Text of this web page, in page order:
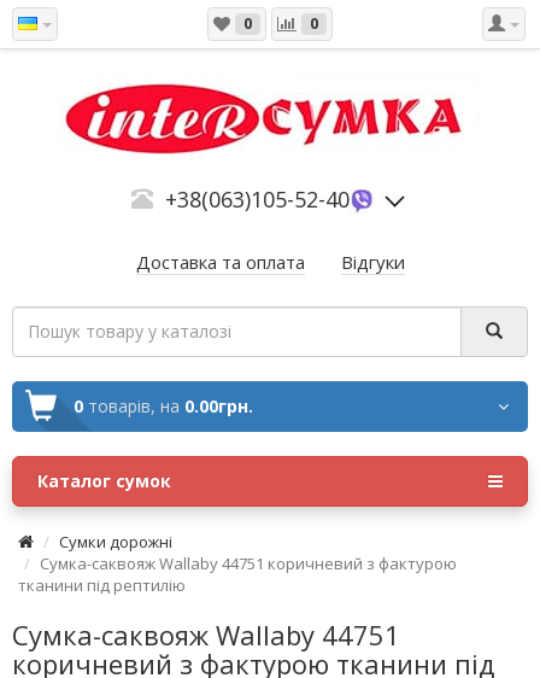
0 0
+38(063)105-52-40
Доставка та оплата Відгуки
0 товарів, на 0.00грн.
Каталог сумок
Сумки дорожні
Сумка-саквояж Wallaby 44751 коричневий з фактурою
тканини під рептилію
Сумка-саквояж Wallaby 44751
коричневий з фактурою тканини під